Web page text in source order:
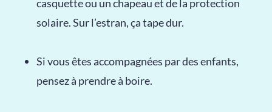
casquette ou un chapeau et de la protection
solaire. Sur l’estran, ça tape dur.
Si vous êtes accompagnées par des enfants,
pensez à prendre à boire.